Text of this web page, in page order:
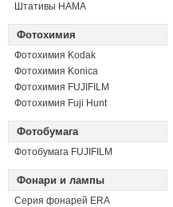
Штативы HAMA
Фотохимия
Фотохимия Kodak
Фотохимия Konica
Фотохимия FUJIFILM
Фотохимия Fuji Hunt
Фотобумага
Фотобумага FUJIFILM
Фонари и лампы
Серия фонарей ERA